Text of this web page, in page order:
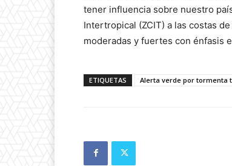
tener influencia sobre nuestro
Intertropical (ZCIT) a las costas
moderadas y fuertes con énfasis
ETIQUETAS Alerta verde por tormenta